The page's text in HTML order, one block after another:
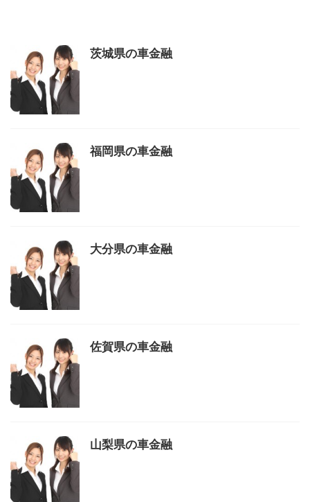
茨城県の車金融
福岡県の車金融
大分県の車金融
佐賀県の車金融
山梨県の車金融